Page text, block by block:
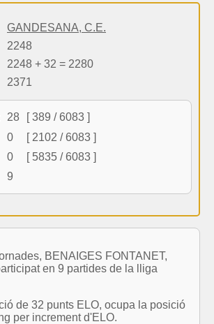
GANDESANA, C.E.
2248
2248 + 32 = 2280
2371
28
[ 389 / 6083 ]
0
[ 2102 / 6083 ]
0
[ 5835 / 6083 ]
9
BENAIGES FONTANET,
en 9 partides de la lliga
de 32 punts ELO, ocupa la posició
per increment d'ELO.